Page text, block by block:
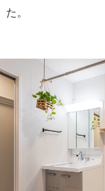
た。